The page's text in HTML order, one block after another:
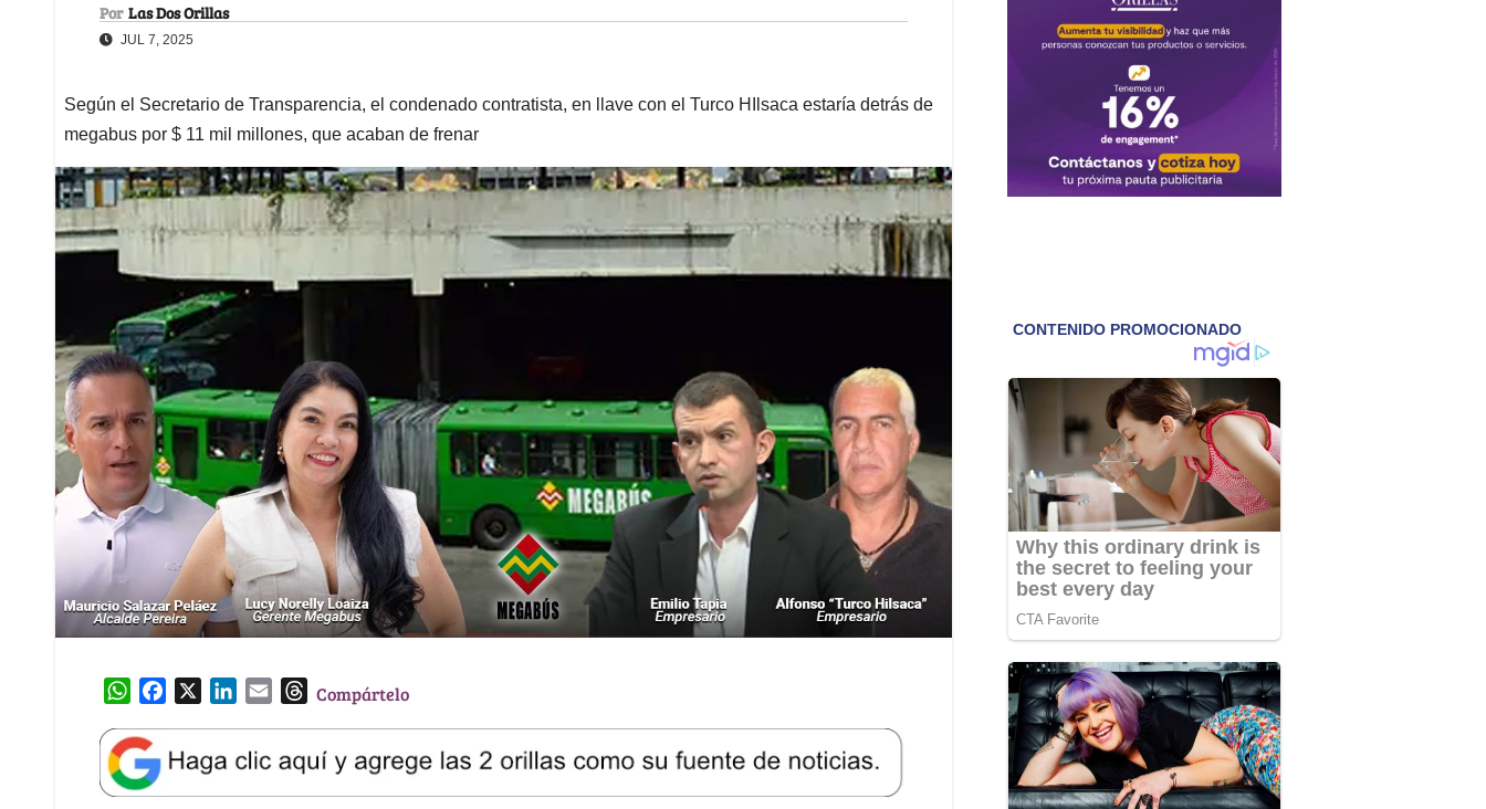
Por Las Dos Orillas
JUL 7, 2025
Según el Secretario de Transparencia, el condenado contratista, en llave con el Turco HIlsaca estaría detrás de
megabus por $ 11 mil millones, que acaban de frenar
W
a
t
s
e
b
k
e
l
T
e
a
Compártelo